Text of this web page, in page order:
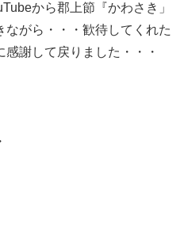
から郡上節『かわさき」
ながら・・・歓待してくれた
謝して戻りました・・・